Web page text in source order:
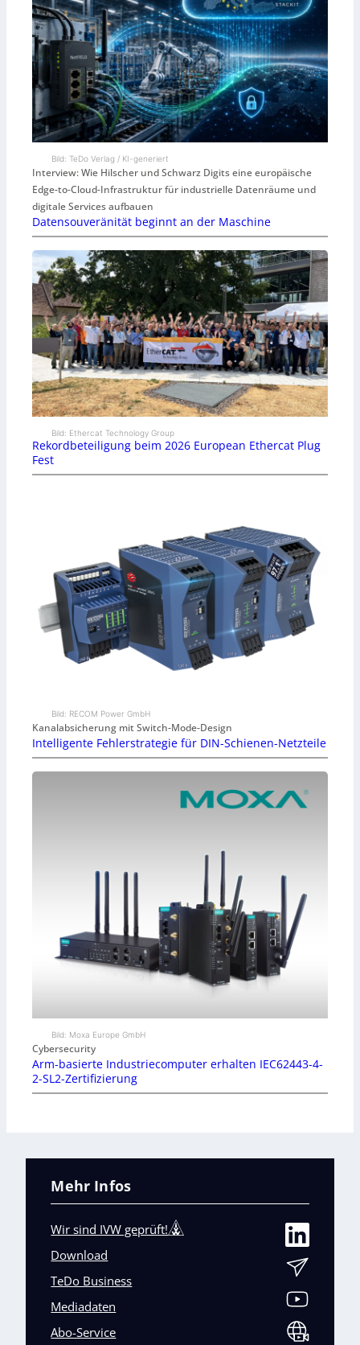
Bild: TeDo Verlag / KI-generiert
Interview: Wie Hilscher und Schwarz Digits eine europäische
Edge-to-Cloud-Infrastruktur für industrielle Datenräume und
digitale Services aufbauen
Datensouveränität beginnt an der Maschine
Bild: Ethercat Technology Group
Rekordbeteiligung beim 2026 European Ethercat Plug
Fest
Bild: RECOM Power GmbH
Kanalabsicherung mit Switch-Mode-Design
Intelligente Fehlerstrategie für DIN-Schienen-Netzteile
Bild: Moxa Europe GmbH
Cybersecurity
Arm-basierte Industriecomputer erhalten IEC62443-4-
2-SL2-Zertifizierung
Mehr Infos
Wir sind IVW geprüft!
Download
TeDo Business
Mediadaten
Abo-Service